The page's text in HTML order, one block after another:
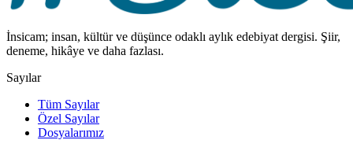
İnsicam; insan, kültür ve düşünce odaklı aylık edebiyat dergisi. Şiir,
deneme, hikâye ve daha fazlası.
Sayılar
Tüm Sayılar
Özel Sayılar
Dosyalarımız